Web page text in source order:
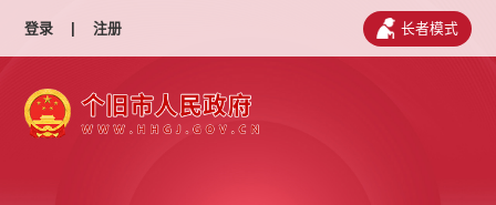
登录 | 注册 长者模式